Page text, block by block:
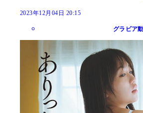
2023年12月04日 20:15
グラビア